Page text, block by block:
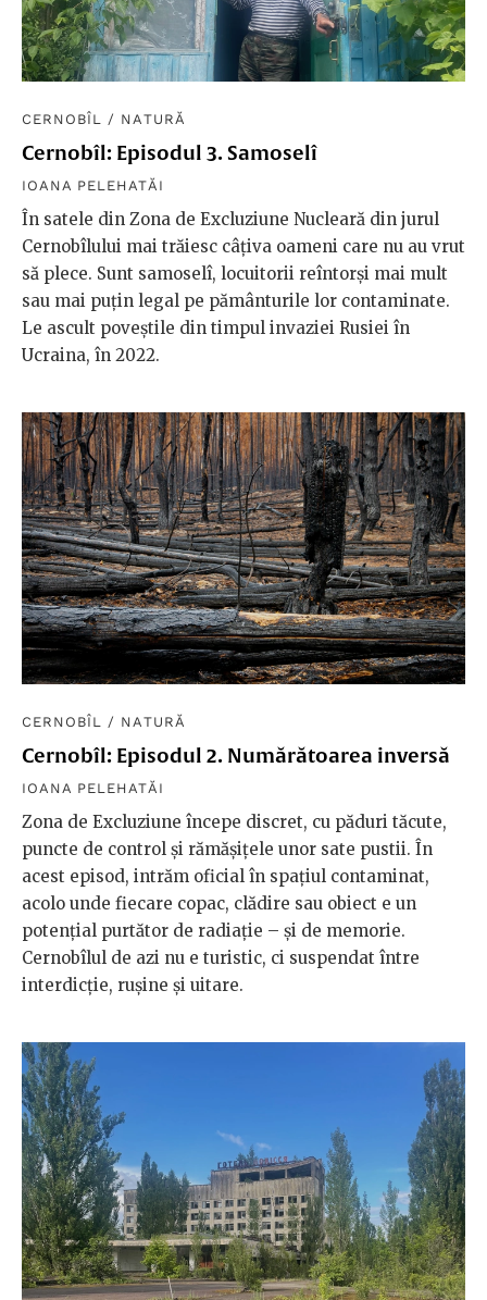
CERNOBÎL / NATURĂ
Cernobîl: Episodul 3. Samoselî
IOANA PELEHATĂI
În satele din Zona de Excluziune Nucleară din jurul
Cernobîlului mai trăiesc câțiva oameni care nu au vrut
să plece. Sunt samoselî, locuitorii reîntorși mai mult
sau mai puțin legal pe pământurile lor contaminate.
Le ascult poveștile din timpul invaziei Rusiei în
Ucraina, în 2022.
CERNOBÎL / NATURĂ
Cernobîl: Episodul 2. Numărătoarea inversă
IOANA PELEHATĂI
Zona de Excluziune începe discret, cu păduri tăcute,
puncte de control și rămășițele unor sate pustii. În
acest episod, intrăm oficial în spațiul contaminat,
acolo unde fiecare copac, clădire sau obiect e un
potențial purtător de radiație – și de memorie.
Cernobîlul de azi nu e turistic, ci suspendat între
interdicție, rușine și uitare.